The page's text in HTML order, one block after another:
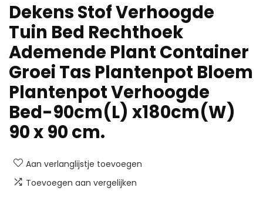
Dekens Stof Verhoogde
Tuin Bed Rechthoek
Ademende Plant Container
Groei Tas Plantenpot Bloem
Plantenpot Verhoogde
Bed-90cm(L) x180cm(W)
90 x 90 cm.
Aan verlanglijstje toevoegen
Toevoegen aan vergelijken